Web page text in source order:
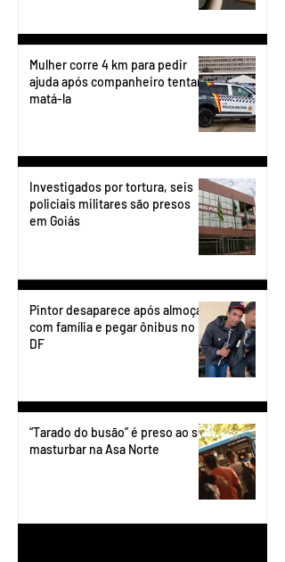
Mulher corre 4 km para pedir
ajuda após companheiro tentar
matá-la
Investigados por tortura, seis
policiais militares são presos
em Goiás
Pintor desaparece após almoçar
com família e pegar ônibus no
DF
“Tarado do busão” é preso ao se
masturbar na Asa Norte